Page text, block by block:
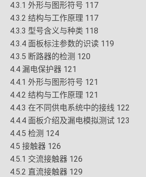
4.3.1 外形与图形符号 117
4.3.2 结构与工作原理 117
4.3.3 型号含义与种类 118
4.3.4 面板标注参数的识读 119
4.3.5 断路器的检测 120
4.4 漏电保护器 121
4.4.1 外形与图形符号 121
4.4.2 结构与工作原理 121
4.4.3 在不同供电系统中的接线 122
4.4.4 面板介绍及漏电模拟测试 123
4.4.5 检测 124
4.5 接触器 126
4.5.1 交流接触器 126
4.5.2 直流接触器 129